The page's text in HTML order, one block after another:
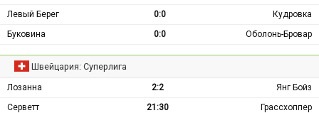
Левый Берег
0:0
Кудровка
Буковина
0:0 Оболонь-Бровар
Швейцария: Суперлига
Лозанна 2:2
Янг Бойз
Серветт
21:30 Грассхоппер